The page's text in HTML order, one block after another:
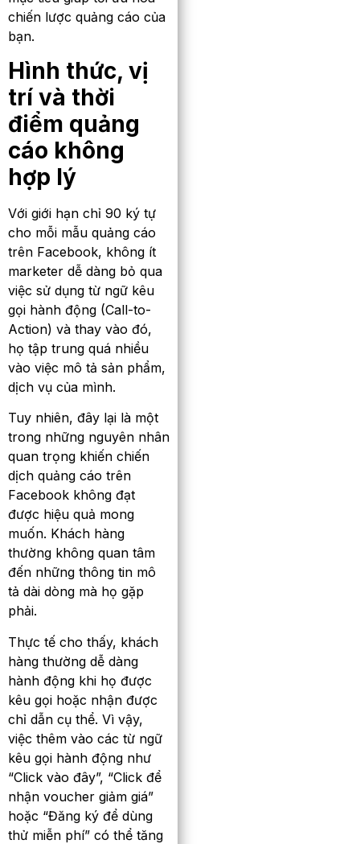
chiến lược quảng cáo của
bạn.
Hình thức, vị
trí và thời
điểm quảng
cáo không
hợp lý
Với giới hạn chỉ 90 ký tự
cho mỗi mẫu quảng cáo
trên Facebook, không ít
marketer dễ dàng bỏ qua
việc sử dụng từ ngữ kêu
gọi hành động (Call-to-
Action) và thay vào đó,
họ tập trung quá nhiều
vào việc mô tả sản phẩm,
dịch vụ của mình.
Tuy nhiên, đây lại là một
trong những nguyên nhân
quan trọng khiến chiến
dịch quảng cáo trên
Facebook không đạt
được hiệu quả mong
muốn. Khách hàng
thường không quan tâm
đến những thông tin mô
tả dài dòng mà họ gặp
phải.
Thực tế cho thấy, khách
hàng thường dễ dàng
hành động khi họ được
kêu gọi hoặc nhận được
chỉ dẫn cụ thể. Vì vậy,
việc thêm vào các từ ngữ
kêu gọi hành động như
“Click vào đây”, “Click để
nhận voucher giảm giá”
hoặc “Đăng ký để dùng
thử miễn phí” có thể tăng